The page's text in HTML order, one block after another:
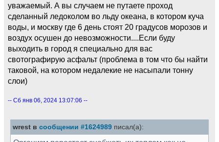
уважаемый. А вы случаем не путаете проход
сделанный ледоколом во льду океана, в котором куча
воды, и москву где 6 день стоят 20 градусов морозов и
воздух осушен до невозможности....Если буду
выходить в город я специально для вас
свотографирую асфальт (проблема в том что бы найти
таковой, на котором недалекие не насыпали тонну
слои)
-- Сб янв 06, 2024 13:07:06 --
wrest в сообщении #1624989 писал(а):